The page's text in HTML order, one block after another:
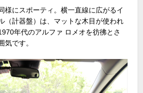
様にスポーティ。横一直線に広がるイ
（計器盤）は、マットな木目が使われ
年代のアルファ ロメオを彷彿とさ
気です。